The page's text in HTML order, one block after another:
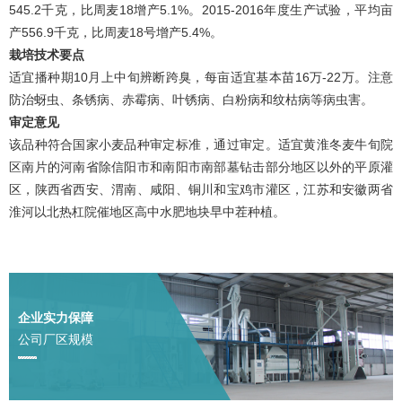
545.2千克，比周麦18增产5.1%。2015-2016年度生产试验，平均亩
产556.9千克，比周麦18号增产5.4%。
栽培技术要点
适宜播种期10月上中旬辨断跨臭，每亩适宜基本苗16万-22万。注意
防治蚜虫、条锈病、赤霉病、叶锈病、白粉病和纹枯病等病虫害。
审定意见
该品种符合国家小麦品种审定标准，通过审定。适宜黄淮冬麦牛旬院
区南片的河南省除信阳市和南阳市南部墓钻击部分地区以外的平原灌
区，陕西省西安、渭南、咸阳、铜川和宝鸡市灌区，江苏和安徽两省
淮河以北热杠院催地区高中水肥地块早中茬种植。
企业实力保障
公司厂区规模